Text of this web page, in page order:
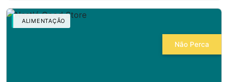
Não Perca
ALIMENTAÇÃO